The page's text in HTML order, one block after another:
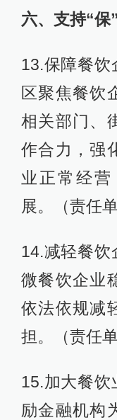
六、支持“保
13.保障餐饮
区聚焦餐饮
相关部门、
作合力，强
业正常经
展。（责任
14.减轻餐饮
微餐饮企业
依法依规减
担。（责任
15.加大餐饮
励金融机构